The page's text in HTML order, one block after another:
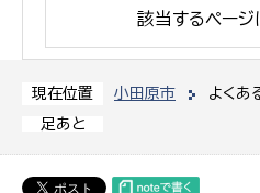
現在位置 小田原市
よくあ
足あと
該当するページ